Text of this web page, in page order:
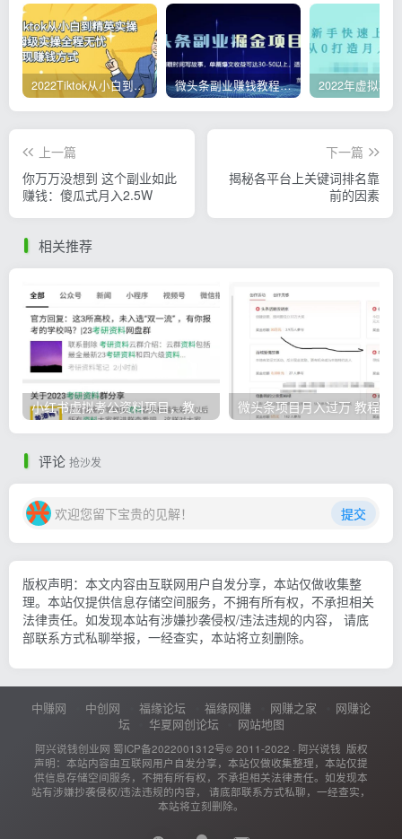
2022Tiktok从小白到精英实操，0-1保姆级实操全程无忧，多种变现赚钱方式 微头条副业赚钱教程，项目单号单天做到50-100+收益
上一篇
你万万没想到 这个副业如此
赚钱：傻瓜式月入2.5W
下一篇
揭秘各平台上关键词排名靠
前的因素
相关推荐
小红书虚拟考公资料项目，教资项目轻松月入过万的核心玩法
评论 抢沙发
欢迎您留下宝贵的见解！ 提交
版权声明：本文内容由互联网用户自发分享，本站仅做收集整
理。本站仅提供信息存储空间服务，不拥有所有权，不承担相关
法律责任。如发现本站有涉嫌抄袭侵权/违法违规的内容， 请底
部联系方式私聊举报，一经查实，本站将立刻删除。
中赚网 中创网 福缘论坛 福缘网赚 网赚之家
网赚论
坛
华夏网创论坛 网站地图
阿兴说钱创业网 蜀ICP备2022001312号© 2011-2022 · 阿兴说钱 版权
声明：本站内容由互联网用户自发分享，本站仅做收集整理，本站仅提
供信息存储空间服务，不拥有所有权，不承担相关法律责任。如发现本
站有涉嫌抄袭侵权/违法违规的内容， 请底部联系方式私聊，一经查实，
本站将立刻删除。